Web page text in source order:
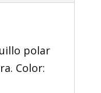
polar
Color: